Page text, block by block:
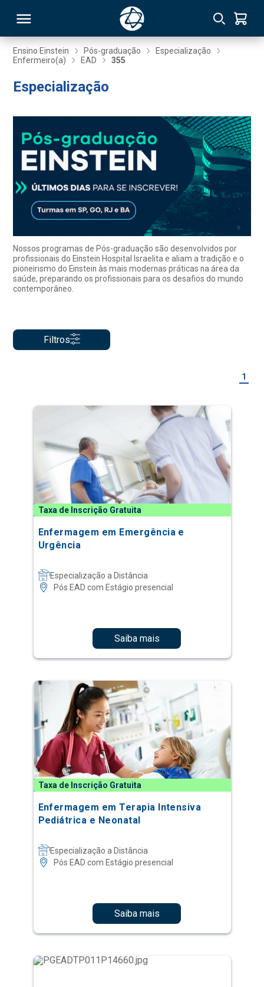
Ensino Einstein Pós-graduação
Especialização
Enfermeiro(a)
EAD 355
Especialização
Nossos programas de Pós-graduação são desenvolvidos por
profissionais do Einstein Hospital Israelita e aliam a tradição e o
pioneirismo do Einstein às mais modernas práticas na área da
saúde, preparando os profissionais para os desafios do mundo
contemporâneo.
Filtros
1
Taxa de Inscrição Gratuita
Enfermagem em Emergência e
Urgência
Especialização a Distância
Pós EAD com Estágio presencial
Saiba mais
Taxa de Inscrição Gratuita
Enfermagem em Terapia Intensiva
Pediátrica e Neonatal
Especialização a Distância
Pós EAD com Estágio presencial
Saiba mais